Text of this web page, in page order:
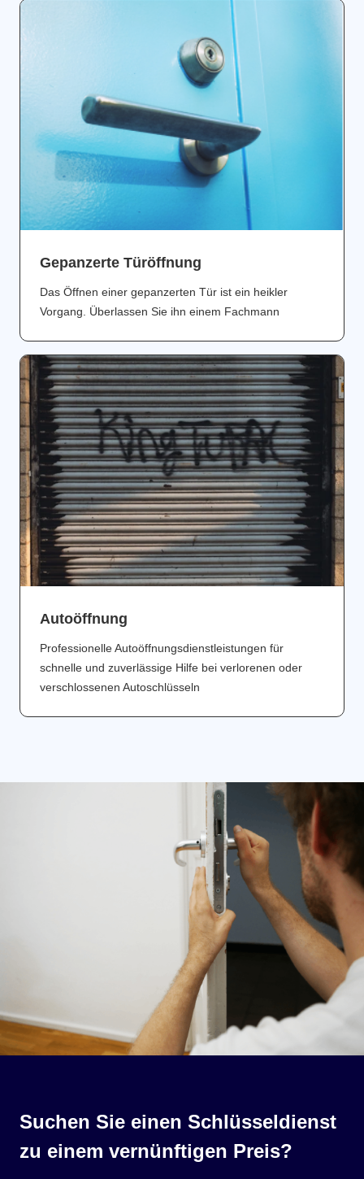
Gepanzerte Türöffnung
Das Öffnen einer gepanzerten Tür ist ein heikler
Vorgang. Überlassen Sie ihn einem Fachmann
Аutoöffnung
Professionelle Autoöffnungsdienstleistungen für
schnelle und zuverlässige Hilfe bei verlorenen oder
verschlossenen Autoschlüsseln
Suchen Sie einen Schlüsseldienst
zu einem vernünftigen Preis?